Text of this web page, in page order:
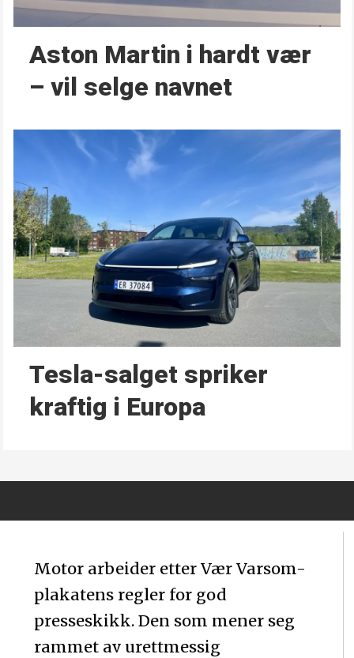
Aston Martin i hardt vær
– vil selge navnet
Tesla-salget spriker
kraftig i Europa
Motor arbeider etter Vær Varsom-
plakatens regler for god
presseskikk. Den som mener seg
rammet av urettmessig